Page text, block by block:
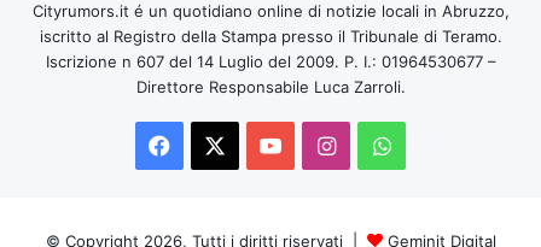
Cityrumors.it é un quotidiano online di notizie locali in Abruzzo,
iscritto al Registro della Stampa presso il Tribunale di Teramo.
Iscrizione n 607 del 14 Luglio del 2009. P. I.: 01964530677 –
Direttore Responsabile Luca Zarroli.
Facebook
You InstagramWhatsApp
© Copyright 2026, Tutti i diritti riservati | Geminit Digital